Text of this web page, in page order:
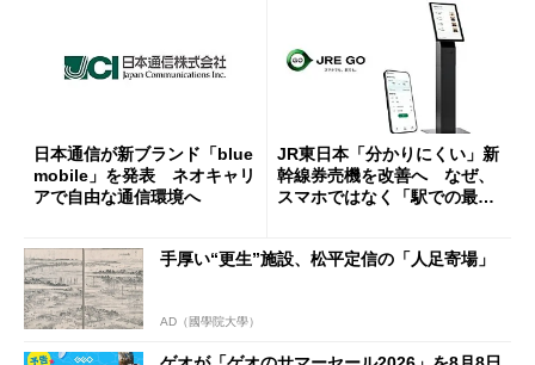
日本通信が新ブランド「blue
mobile」を発表 ネオキャリ
アで自由な通信環境へ
JR東日本「分かりにくい」新
幹線券売機を改善へ なぜ、
スマホではなく「駅での最短
手厚い“更生”施設、松平定信の「人足寄場」
AD（國學院大學）